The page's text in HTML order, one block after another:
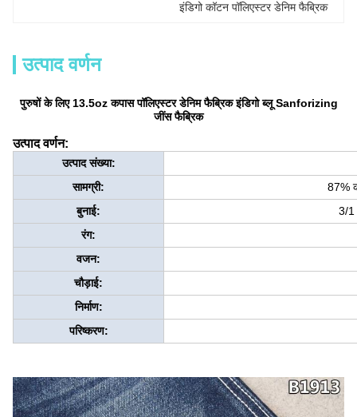
इंडिगो कॉटन पॉलिएस्टर डेनिम फैब्रिक
उत्पाद वर्णन
पुरुषों के लिए 13.5oz कपास पॉलिएस्टर डेनिम फैब्रिक इंडिगो ब्लू Sanforizing
जींस फैब्रिक
उत्पाद वर्णन:
उत्पाद संख्या:
सामग्री:
87%
बुनाई:
3/1
रंग:
वजन:
चौड़ाई:
निर्माण:
परिष्करण: